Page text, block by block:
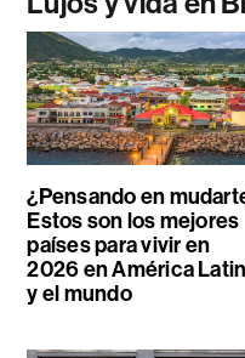
¿Pensando en
Estos son los mejores
países para vivir en
2026 en América
y el mundo